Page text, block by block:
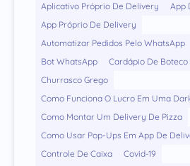
Aplicativo Próprio De Delivery
App
App Próprio De Delivery
Automatizar Pedidos Pelo WhatsApp
Bot WhatsApp
Cardápio De Boteco
Churrasco Grego
Como Funciona O Lucro Em Uma
Como Montar Um Delivery De Pizza
Como Usar Pop-Ups Em App De
Controle De Caixa
Covid-19